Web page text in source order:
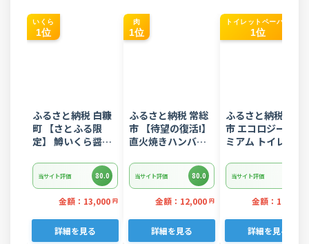
いくら
1位
ふるさと納税 白糠
町 【さとふる限
定】 鱒いくら醤油
400g(200g×2) 小
分けパック
当サイト評価 80.0
金額：13,000 円
詳細を見る
肉
1位
ふるさと納税 常総
市 【待望の復活!】
直火焼きハンバー
ス 3kg 22個入り
当サイト評価 80.0
金額：12,000 円
詳細を見る
トイレットペーパー
1位
ふるさと納税 富士
市 エコロジープレ
ミアム トイレット
ロール 日用品 人気
当サイト評価
金額：14,000
詳細を見る